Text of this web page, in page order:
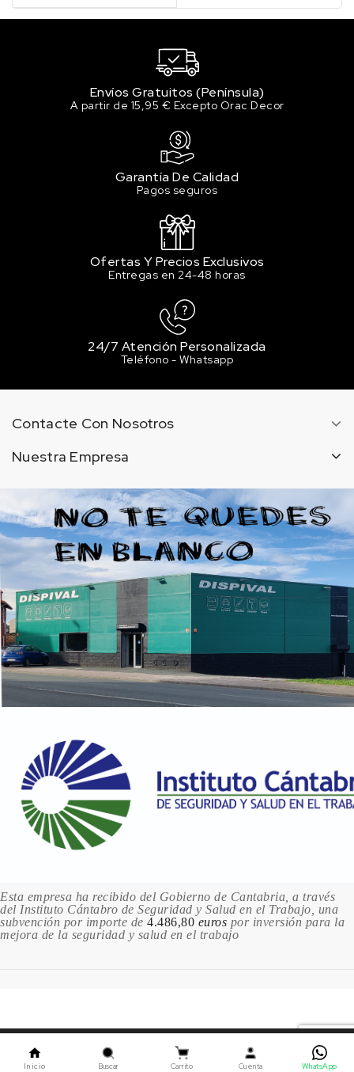
Inicio Buscar Carrito Cuenta WhatsApp
Envíos Gratuitos (Península)
A partir de 15,95 € Excepto Orac Decor
Garantía De Calidad
Pagos seguros
Ofertas Y Precios Exclusivos
Entregas en 24-48 horas
24/7 Atención Personalizada
Teléfono - Whatsapp
Contacte Con Nosotros
Nuestra Empresa
Esta empresa ha recibido del Gobierno de Cantabria, a través
del Instituto Cántabro de Seguridad y Salud en el Trabajo, una
subvención por importe de 4.486,80 euros por inversión para la
mejora de la seguridad y salud en el trabajo
Este sitio utiliza cookies. Al continuar usando este sitio,
usted acepta nuestro uso de cookies.
ACEPTAR